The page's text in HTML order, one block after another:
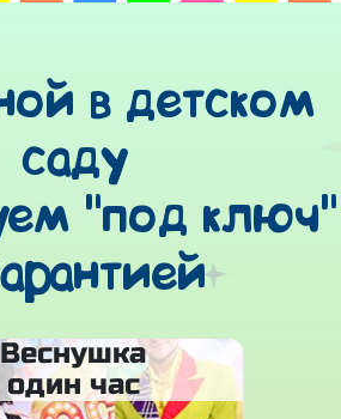
в детском
саду
"под ключ"
Веснушка
один час